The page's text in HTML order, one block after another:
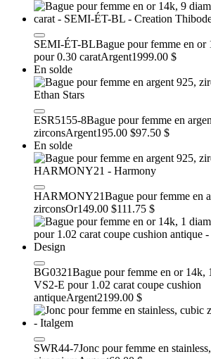
SEMI-ÉT-BLBague pour femme en or
pour 0.30 caratArgent1999.00 $
En solde
ESR5155-8Bague pour femme en
zirconsArgent195.00 $97.50 $
En solde
HARMONY21Bague pour femme en
zirconsOr149.00 $111.75 $
BG0321Bague pour femme en or 14k,
VS2-E pour 1.02 carat coupe cushion
antiqueArgent2199.00 $
SWR44-7Jonc pour femme en